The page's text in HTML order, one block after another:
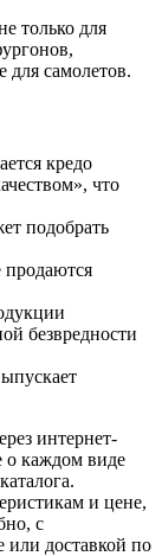
только для
для самолетов.
кредо
что
подобрать
безвредности
интернет-
каждом виде
и цене,
с
или доставкой по